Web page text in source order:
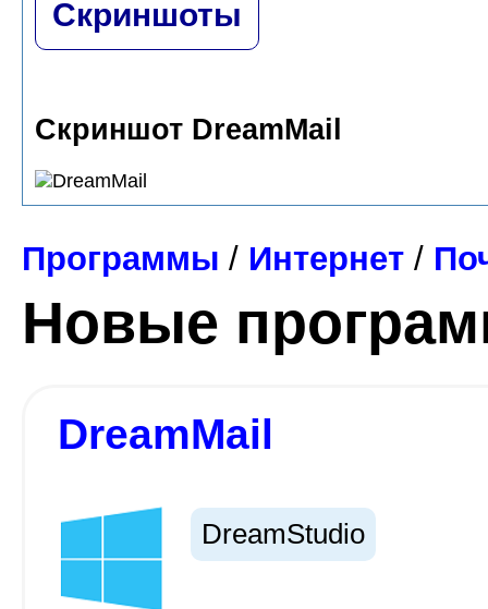
Скриншоты
Скриншот DreamMail
Программы / Интернет /
Новые
DreamMail
DreamStudio